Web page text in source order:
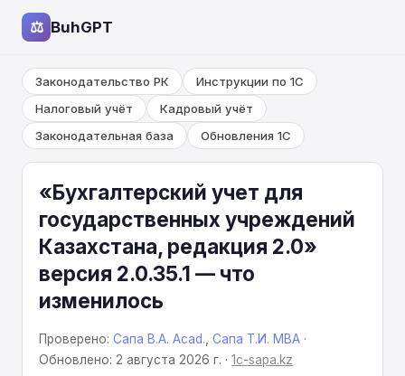
⚖ BuhGPT
Законодательство РК
Инструкции по 1С
Налоговый учёт
Кадровый учёт
Законодательная база
Обновления 1С
«Бухгалтерский учет для
государственных учреждений
Казахстана, редакция 2.0»
версия 2.0.35.1 — что
изменилось
Проверено: Сапа В.А. Acad. Сапа Т.И. MBA ·
Обновлено: 2 августа 2026 г. · 1c-sapa.kz